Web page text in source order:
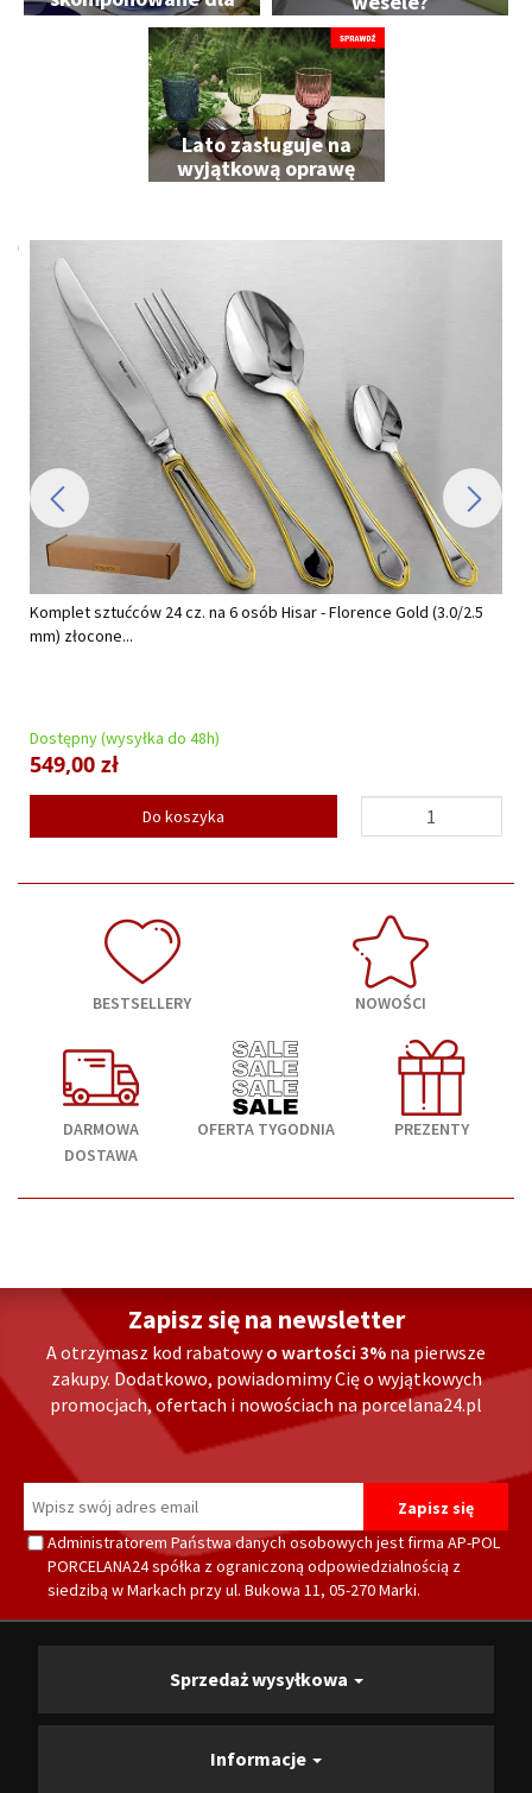
Ciebie
Lato zasługuje na
wyjątkową oprawę
Komplet sztućców 24 cz. na 6 osób Hisar - Florence Gold (3.0/2.5
mm) złocone...
Dostępny (wysyłka do 48h)
549,00 zł
Do koszyka
BESTSELLERY NOWOŚCI
DARMOWA
DOSTAWA
OFERTA TYGODNIA PREZENTY
Zapisz się na newsletter
A otrzymasz kod rabatowyo wartości 3% na pierwsze
zakupy. Dodatkowo, powiadomimy Cię o wyjątkowych
promocjach, ofertach i nowościach na porcelana24.pl
Administratorem Państwa danych osobowych jest firma AP-POL
PORCELANA24 spółka z ograniczoną odpowiedzialnością z
siedzibą w Markach przy ul. Bukowa 11, 05-270 Marki.
Sprzedaż wysyłkowa
Informacje